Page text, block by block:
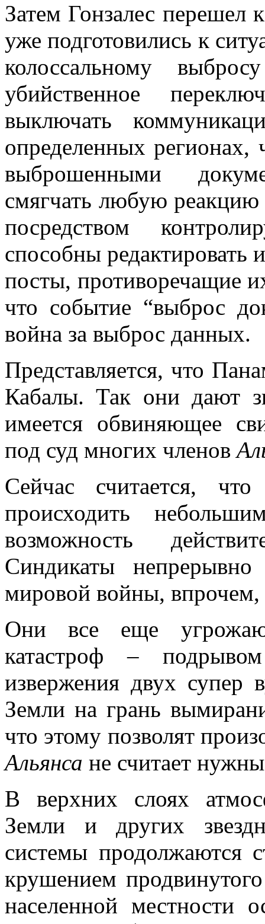
Затем Гонзалес перешел
уже подготовились к
колоссальному
убийственное
выключать
определенных регионах,
выброшенными
смягчать любую реакцию
посредством
способны редактировать
посты, противоречащие
что событие “выброс
война за выброс данных.
Представляется, что
Кабалы. Так они дают
имеется обвиняющее
под суд многих членов
Сейчас считается,
происходить
возможность
Синдикаты
мировой войны, впрочем,
Они все еще
катастроф –
извержения двух супер
Земли на грань
что этому позволят
Альянса не считает
В верхних слоях
Земли и других
системы продолжаются
крушением
населенной местности